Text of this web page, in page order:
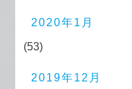
2020年1月
(53)
2019年12月